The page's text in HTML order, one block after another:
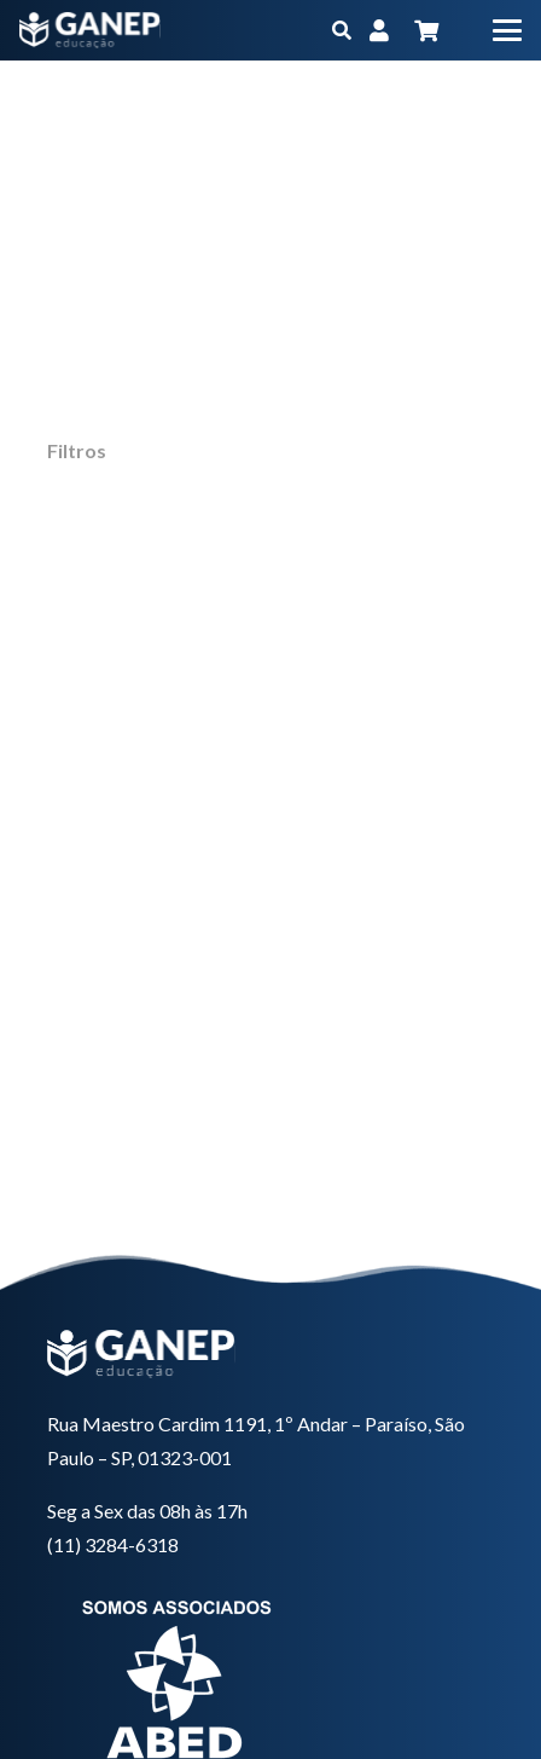
Filtros
Rua Maestro Cardim 1191, 1º Andar – Paraíso, São
Paulo – SP, 01323-001
Seg a Sex das 08h às 17h
(11) 3284-6318